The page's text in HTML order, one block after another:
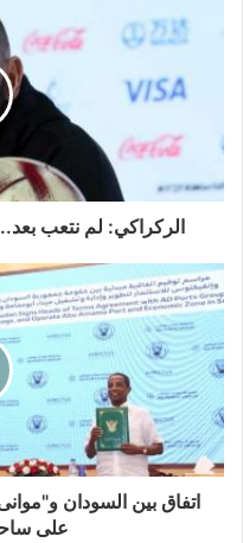
الركراكي: لم نتعب بعد..
اتفاق بين السودان
على